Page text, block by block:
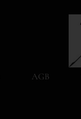
AGB